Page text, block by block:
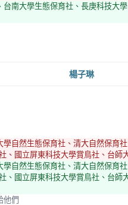
南大學生態保育社、長庚科技大
楊子琳
自然生態保育社、清大自然保育
、國立屏東科技大學賞鳥社、台師
自然生態保育社、清大自然保育
、國立屏東科技大學賞鳥社、台師
他們